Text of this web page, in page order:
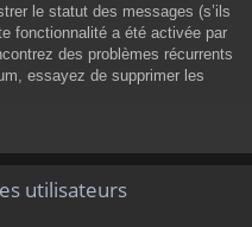
le statut des messages (s’ils
fonctionnalité a été activée par
des problèmes récurrents
essayez de supprimer les
utilisateurs